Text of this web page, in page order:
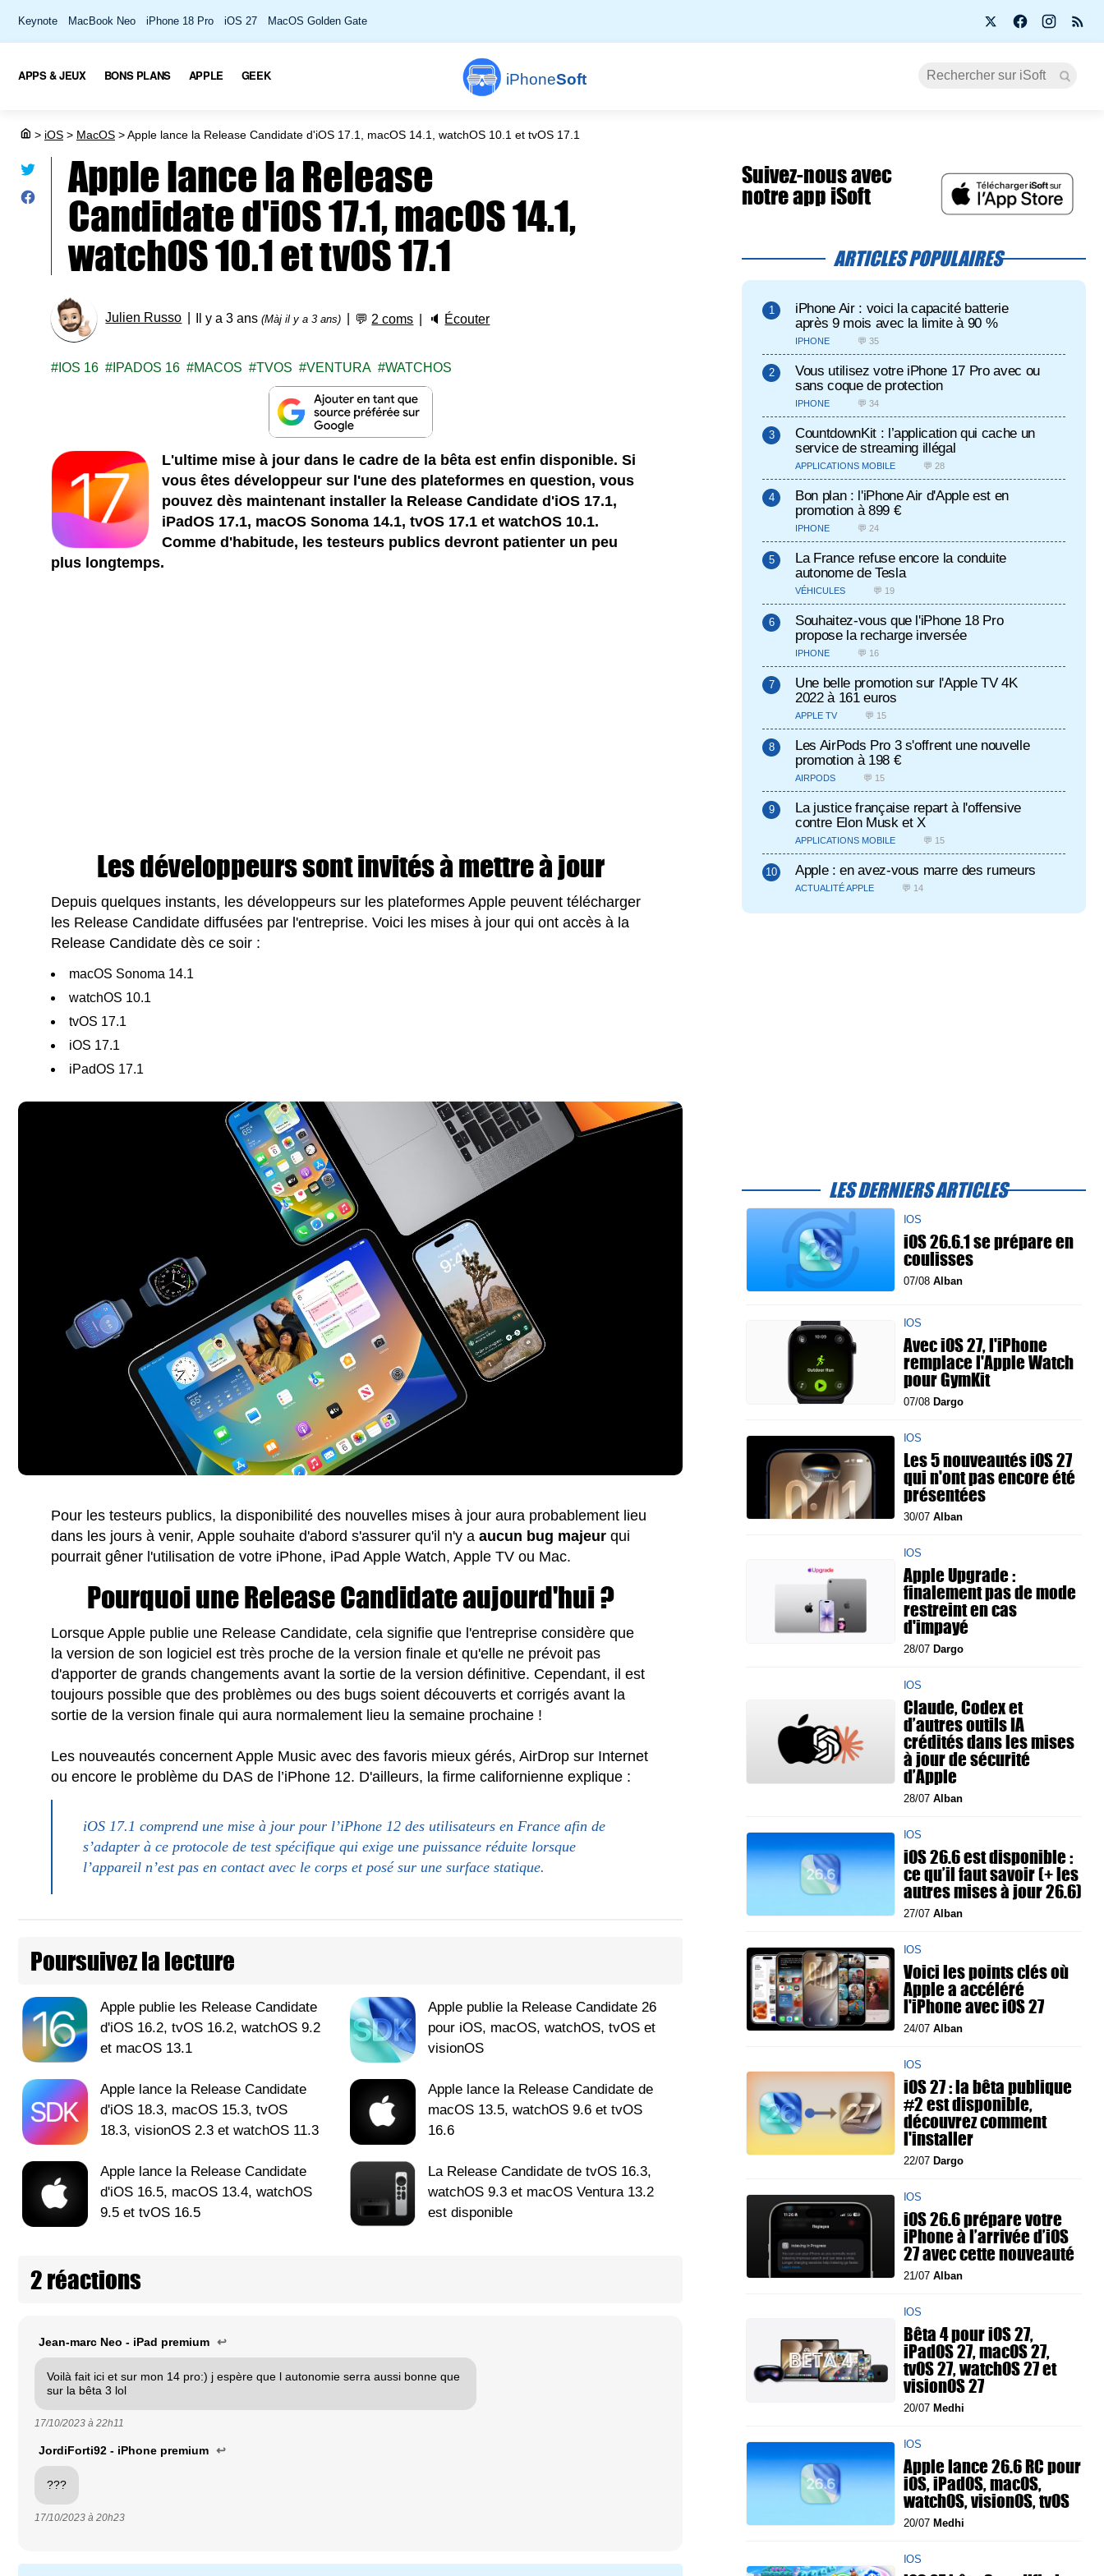
Keynote MacBook Neo iPhone 18 Pro iOS 27 MacOS Golden Gate
iPhoneSoft
APPS & JEUX BONS PLANS APPLE GEEK
> iOS > MacOS >Apple lance la Release Candidate d'iOS 17.1, macOS 14.1, watchOS 10.1 et tvOS 17.1
Apple lance la Release
Candidate d'iOS 17.1, macOS 14.1,
watchOS 10.1 et tvOS 17.1
Julien Russo Il y a 3 ans(Màj il y a 3 ans) 💬 2 coms 🔈 Écouter
IOS 16 IPADOS 16 MACOS TVOS VENTURA WATCHOS
L'ultime mise à jour dans le cadre de la bêta est enfin disponible. Si
vous êtes développeur sur l'une des plateformes en question, vous
pouvez dès maintenant installer la Release Candidate d'iOS 17.1,
iPadOS 17.1, macOS Sonoma 14.1, tvOS 17.1 et watchOS 10.1.
Comme d'habitude, les testeurs publics devront patienter un peu
plus longtemps.
Les développeurs sont invités à mettre à jour
Depuis quelques instants, les développeurs sur les plateformes Apple peuvent télécharger
les Release Candidate diffusées par l'entreprise. Voici les mises à jour qui ont accès à la
Release Candidate dès ce soir :
macOS Sonoma 14.1
watchOS 10.1
tvOS 17.1
iOS 17.1
iPadOS 17.1
Pour les testeurs publics, la disponibilité des nouvelles mises à jour aura probablement lieu
dans les jours à venir, Apple souhaite d'abord s'assurer qu'il n'y aaucun bug majeur qui
pourrait gêner l'utilisation de votre iPhone, iPad Apple Watch, Apple TV ou Mac.
Pourquoi une Release Candidate aujourd'hui ?
Lorsque Apple publie une Release Candidate, cela signifie que l'entreprise considère que
la version de son logiciel est très proche de la version finale et qu'elle ne prévoit pas
d'apporter de grands changements avant la sortie de la version définitive. Cependant, il est
toujours possible que des problèmes ou des bugs soient découverts et corrigés avant la
sortie de la version finale qui aura normalement lieu la semaine prochaine !
Les nouveautés concernent Apple Music avec des favoris mieux gérés, AirDrop sur Internet
ou encore le problème du DAS de l’iPhone 12. D'ailleurs, la firme californienne explique :
iOS 17.1 comprend une mise à jour pour l’iPhone 12 des utilisateurs en France afin de
s’adapter à ce protocole de test spécifique qui exige une puissance réduite lorsque
l’appareil n’est pas en contact avec le corps et posé sur une surface statique.
Poursuivez la lecture
Apple publie les Release Candidate
d'iOS 16.2, tvOS 16.2, watchOS 9.2
et macOS 13.1
Apple publie la Release Candidate 26
pour iOS, macOS, watchOS, tvOS et
visionOS
Apple lance la Release Candidate
d'iOS 18.3, macOS 15.3, tvOS
18.3, visionOS 2.3 et watchOS 11.3
Apple lance la Release Candidate de
macOS 13.5, watchOS 9.6 et tvOS
16.6
Apple lance la Release Candidate
d'iOS 16.5, macOS 13.4, watchOS
9.5 et tvOS 16.5
La Release Candidate de tvOS 16.3,
watchOS 9.3 et macOS Ventura 13.2
est disponible
2 réactions
Jean-marc Neo - iPad premium ↩
Voilà fait ici et sur mon 14 pro:) j espère que l autonomie serra aussi bonne que
sur la bêta 3 lol
17/10/2023 à 22h11
JordiForti92 - iPhone premium ↩
???
17/10/2023 à 20h23
Suivez-nous avec
notre app iSoft
ARTICLES POPULAIRES
iPhone Air : voici la capacité batterie
après 9 mois avec la limite à 90 %
IPHONE 💬 35
Vous utilisez votre iPhone 17 Pro avec ou
sans coque de protection
IPHONE 💬 34
CountdownKit : l’application qui cache un
service de streaming illégal
APPLICATIONS MOBILE 💬 28
Bon plan : l'iPhone Air d'Apple est en
promotion à 899 €
IPHONE 💬 24
La France refuse encore la conduite
autonome de Tesla
VÉHICULES 💬 19
Souhaitez-vous que l'iPhone 18 Pro
propose la recharge inversée
IPHONE 💬 16
Une belle promotion sur l'Apple TV 4K
2022 à 161 euros
APPLE TV 💬 15
Les AirPods Pro 3 s'offrent une nouvelle
promotion à 198 €
AIRPODS 💬 15
La justice française repart à l'offensive
contre Elon Musk et X
APPLICATIONS MOBILE 💬 15
Apple : en avez-vous marre des rumeurs
ACTUALITÉ APPLE 💬 14
LES DERNIERS ARTICLES
IOS
iOS 26.6.1 se prépare en
coulisses
07/08 Alban
IOS
Avec iOS 27, l'iPhone
remplace l'Apple Watch
pour GymKit
07/08 Dargo
IOS
Les 5 nouveautés iOS 27
qui n'ont pas encore été
présentées
30/07 Alban
IOS
Apple Upgrade :
finalement pas de mode
restreint en cas
d'impayé
28/07 Dargo
IOS
Claude, Codex et
d’autres outils IA
crédités dans les mises
à jour de sécurité
d’Apple
28/07 Alban
IOS
iOS 26.6 est disponible :
ce qu’il faut savoir (+ les
autres mises à jour 26.6)
27/07 Alban
IOS
Voici les points clés où
Apple a accéléré
l'iPhone avec iOS 27
24/07 Alban
IOS
iOS 27 : la bêta publique
#2 est disponible,
découvrez comment
l'installer
22/07 Dargo
IOS
iOS 26.6 prépare votre
iPhone à l’arrivée d’iOS
27 avec cette nouveauté
21/07 Alban
IOS
Bêta 4 pour iOS 27,
iPadOS 27, macOS 27,
tvOS 27, watchOS 27 et
visionOS 27
20/07 Medhi
IOS
Apple lance 26.6 RC pour
iOS, iPadOS, macOS,
watchOS, visionOS, tvOS
20/07 Medhi
IOS